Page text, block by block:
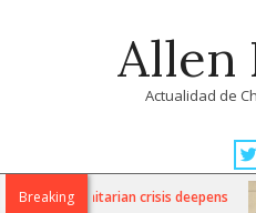
Allen
Actualidad de
Navigation
MenuBreaking
as humanitarian crisis deepens